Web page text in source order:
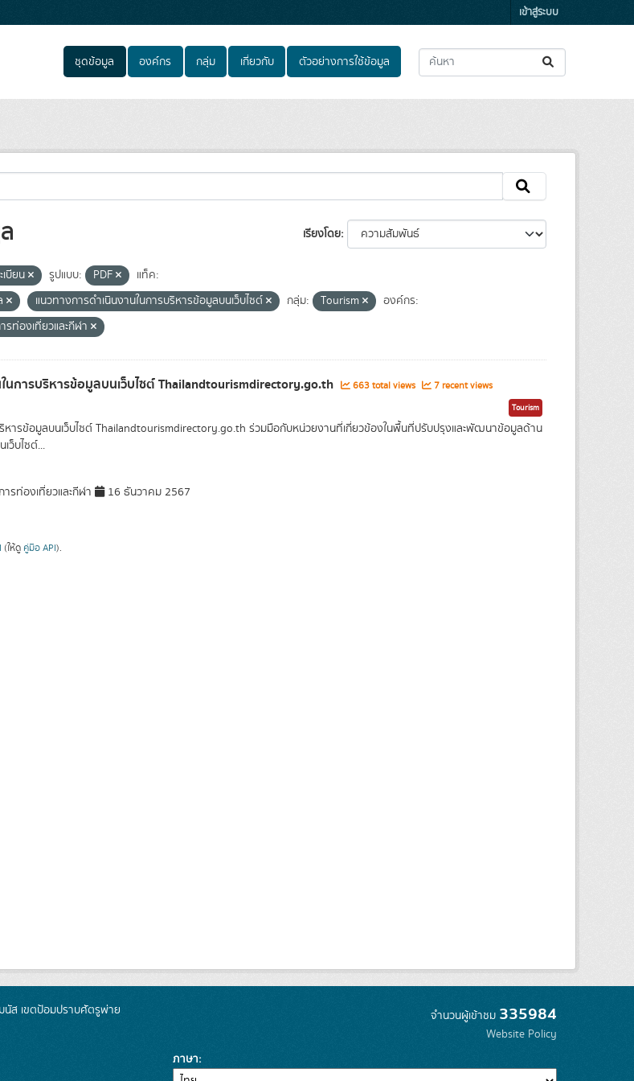
เข้าสู่ระบบ
ชุดข้อมูล องค์กร กลุ่ม เกี่ยวกับ ตัวอย่างการใช้ข้อมูล
เรียงโดย
บียน รูปแบบ: PDF
แท็ค:
แนวทางการดำเนินงานในการบริหารข้อมูลบนเว็บไซต์ กลุ่ม: Tourism
องค์กร:
ท่องเที่ยวและกีฬา
นการบริหารข้อมูลบนเว็บไซต์ Thailandtourismdirectory.go.th 663 total views 7 recent views
Tourism
หารข้อมูลบนเว็บไซต์ Thailandtourismdirectory.go.th ร่วมมือกับหน่วยงานที่เกี่ยวข้องในพื้นที่ปรับปรุงและพัฒนาข้อมูลด้าน
ว็บไซต์...
รท่องเที่ยวและกีฬา 16 ธันวาคม 2567
(ให้ดู คู่มือ API).
นัส เขตป้อมปราบศัตรูพ่าย
จำนวนผู้เข้าชม 335984
Website Policy
ภาษา